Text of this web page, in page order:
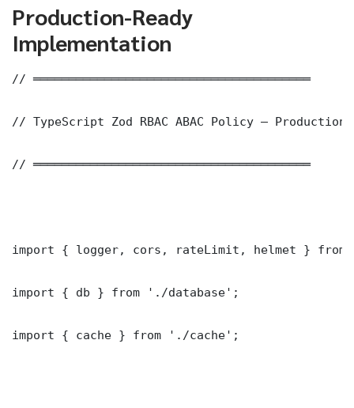
Production-Ready
Implementation
// ═══════════════════════════════════════
// TypeScript Zod RBAC ABAC Policy — Production
// ═══════════════════════════════════════
import { logger, cors, rateLimit, helmet } from
import { db } from './database';
import { cache } from './cache';